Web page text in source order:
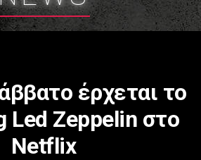
έρχεται το
Led Zeppelin στο
Netflix